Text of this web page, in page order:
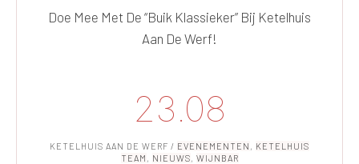
Doe Mee Met De “Buik Klassieker” Bij Ketelhuis
Aan De Werf!
23.08
KETELHUIS AAN DE WERF / EVENEMENTEN , KETELHUIS
TEAM , NIEUWS, WIJNBAR